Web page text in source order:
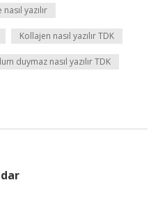
nasıl yazılır
Kollajen nasıl yazılır TDK
duymaz nasıl yazılır TDK